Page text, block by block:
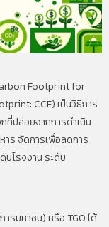
Footprint for
CCF) เป็นวิธีการ
ที่ปล่อยจากการดำเนิน
าร จัดการเพื่อลดการ
บโรงงาน ระดับ
รมหาชน) หรือ TGO ได้